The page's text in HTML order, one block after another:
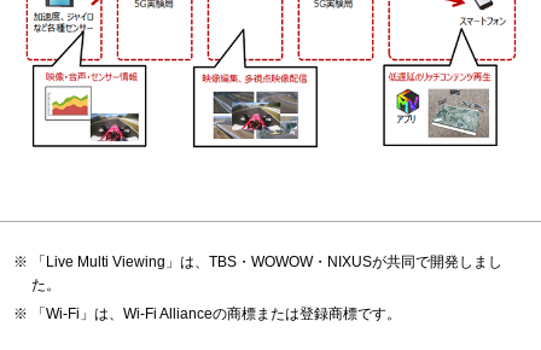
「Live Multi Viewing」は、TBS・WOWOW・NIXUSが共同で開発しまし
た。
「Wi-Fi」は、Wi-Fi Allianceの商標または登録商標です。